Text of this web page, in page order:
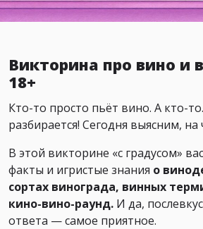
Викторина про вино и
18+
Кто-то просто пьёт вино. А кто-
разбирается! Сегодня выясним,
В этой викторине «с градусом»
факты и игристые знания о
сортах винограда, винных
кино-вино-раунд. И да,
ответа — самое приятное.